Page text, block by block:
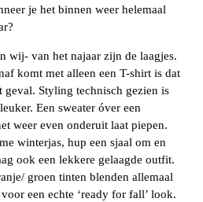
je het binnen weer helemaal
wij- van het najaar zijn de laagjes.
komt met alleen een T-shirt is dat
geval. Styling technisch gezien is
Een sweater óver een
weer even onderuit laat piepen.
winterjas, hup een sjaal om en
ook een lekkere gelaagde outfit.
groen tinten blenden allemaal
een echte ‘ready for fall’ look.